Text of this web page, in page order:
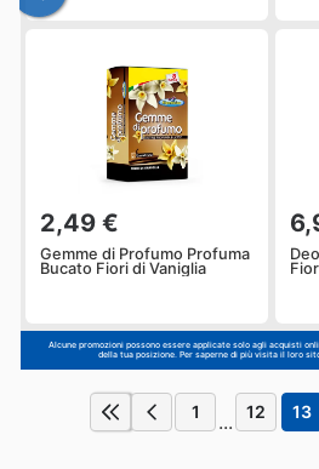
2,49 €
Gemme di Profumo Profuma
Bucato Fiori di Vaniglia
Alcune promozioni possono essere applicate solo agli acquisti
della tua posizione. Per saperne di più visita il loro
1 ... 12 13